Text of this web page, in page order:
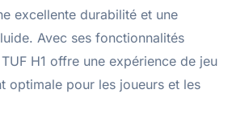
excellente durabilité et une
Avec ses fonctionnalités
H1 offre une expérience de jeu
optimale pour les joueurs et les